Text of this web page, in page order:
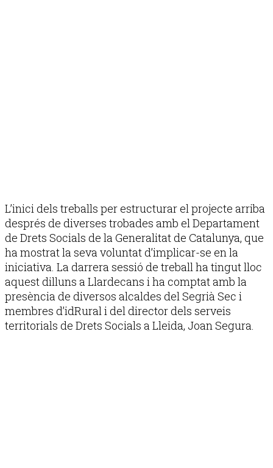
L’inici dels treballs per estructurar el projecte arriba
després de diverses trobades amb el Departament
de Drets Socials de la Generalitat de Catalunya, que
ha mostrat la seva voluntat d’implicar-se en la
iniciativa. La darrera sessió de treball ha tingut lloc
aquest dilluns a Llardecans i ha comptat amb la
presència de diversos alcaldes del Segrià Sec i
membres d’idRural i del director dels serveis
territorials de Drets Socials a Lleida, Joan Segura.